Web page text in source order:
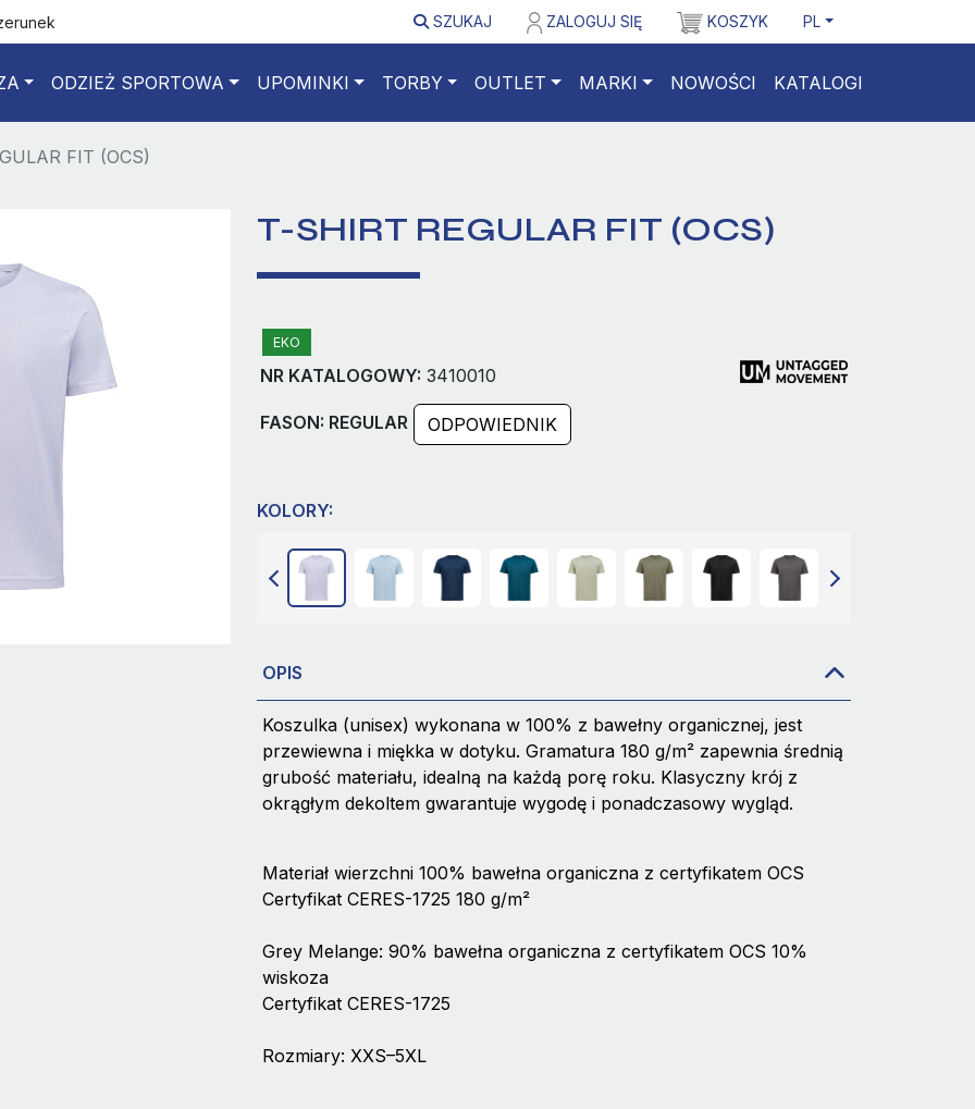
SZUKAJ ZALOGUJ SIĘ KOSZYK PL
ODZIEŻ SPORTOWA UPOMINKI TORBY OUTLET MARKI NOWOŚCI KATALOGI
FIT (OCS)
T-SHIRT REGULAR FIT (OCS)
EKO
NR KATALOGOWY: 3410010
FASON: REGULAR ODPOWIEDNIK
KOLORY:
OPIS
Koszulka (unisex) wykonana w 100% z bawełny organicznej, jest
przewiewna i miękka w dotyku. Gramatura 180 g/m² zapewnia średnią
grubość materiału, idealną na każdą porę roku. Klasyczny krój z
okrągłym dekoltem gwarantuje wygodę i ponadczasowy wygląd.
Materiał wierzchni 100% bawełna organiczna z certyfikatem OCS
Certyfikat CERES-1725 180 g/m²
Grey Melange: 90% bawełna organiczna z certyfikatem OCS 10%
wiskoza
Certyfikat CERES-1725
Rozmiary: XXS–5XL